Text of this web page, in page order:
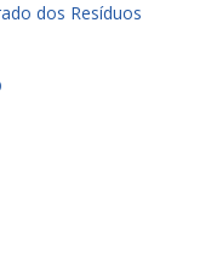
dos Resíduos